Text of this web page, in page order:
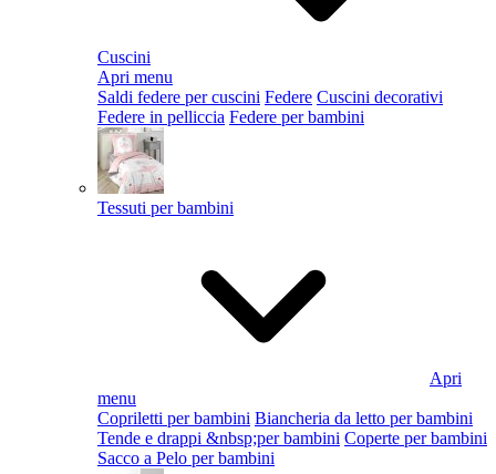
Cuscini
Apri menu
Saldi federe per cuscini Federe Cuscini decorativi
Federe in pelliccia Federe per bambini
Tessuti per bambini
Apri
menu
Copriletti per bambini Biancheria da letto per bambini
Tende e drappi &nbsp;per bambini Coperte per bambini
Sacco a Pelo per bambini